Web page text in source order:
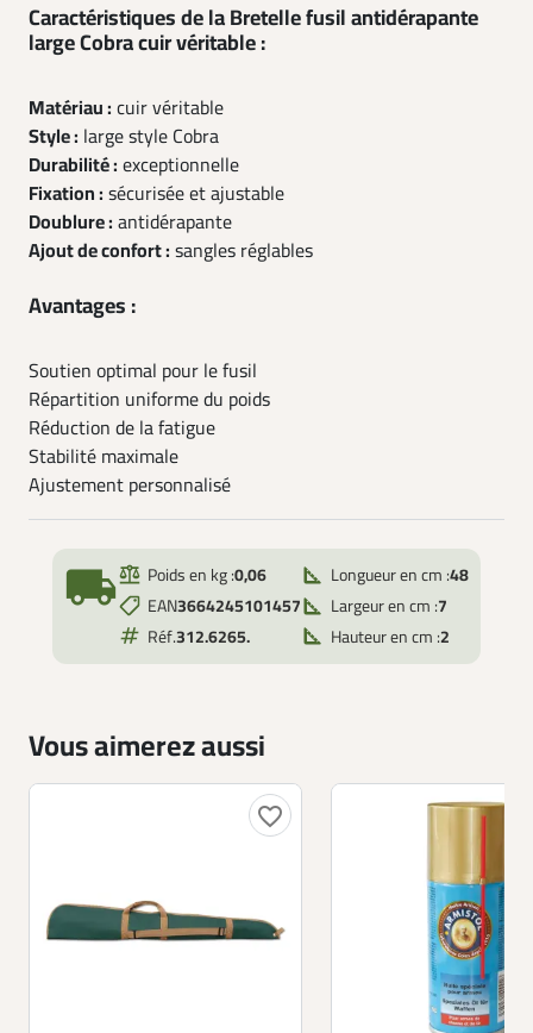
Caractéristiques de la Bretelle fusil antidérapante
large Cobra cuir véritable :
Matériau : cuir véritable
Style : large style Cobra
Durabilité : exceptionnelle
Fixation : sécurisée et ajustable
Doublure : antidérapante
Ajout de confort : sangles réglables
Avantages :
Soutien optimal pour le fusil
Répartition uniforme du poids
Réduction de la fatigue
Stabilité maximale
Ajustement personnalisé
local_shipping Poids en kg :0,06
EAN3664245101457
Réf.312.6265.
Longueur en cm :48
Largeur en cm :7
Hauteur en cm :2
Vous aimerez aussi
favorite_border